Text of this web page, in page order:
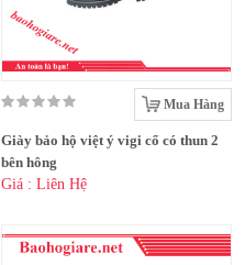
Mua Hàng
Giày bảo hộ việt ý vigi cổ có thun 2
bên hông
Giá : Liên Hệ